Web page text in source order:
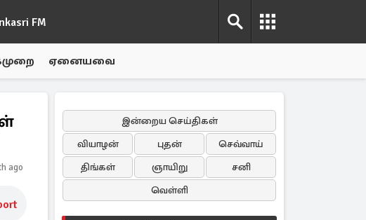
FM
ஏனையவை
ago
இன்றைய செய்திகள்
வியாழன்
புதன்
செவ்வாய்
திங்கள்
ஞாயிறு
சனி
வெள்ளி